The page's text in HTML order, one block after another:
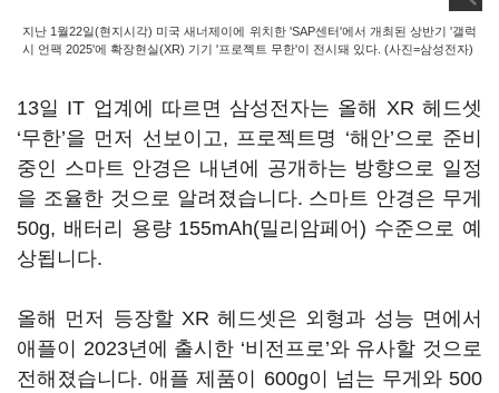
지난 1월22일(현지시각) 미국 새너제이에 위치한 'SAP센터'에서 개최된 상반기 '갤럭
시 언팩 2025'에 확장현실(XR) 기기 '프로젝트 무한'이 전시돼 있다. (사진=삼성전자)
13일 IT 업계에 따르면 삼성전자는 올해 XR 헤드셋
‘무한’을 먼저 선보이고, 프로젝트명 ‘해안’으로 준비
중인 스마트 안경은 내년에 공개하는 방향으로 일정
을 조율한 것으로 알려졌습니다. 스마트 안경은 무게
50g, 배터리 용량 155mAh(밀리암페어) 수준으로 예
상됩니다.
올해 먼저 등장할 XR 헤드셋은 외형과 성능 면에서
애플이 2023년에 출시한 ‘비전프로’와 유사할 것으로
전해졌습니다. 애플 제품이 600g이 넘는 무게와 500